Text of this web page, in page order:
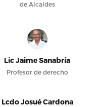
de Alcaldes
Lic Jaime Sanabria
Profesor de derecho
Lcdo Josué Cardona